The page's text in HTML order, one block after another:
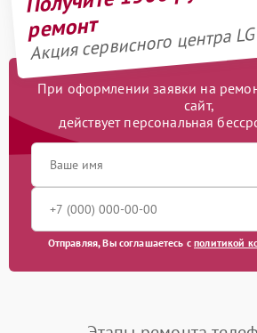
ремонт
Акция сервисного центра LG
При оформлении заявки на
сайт,
действует персональная
Отправляя, Вы соглашаетесь сполитикой